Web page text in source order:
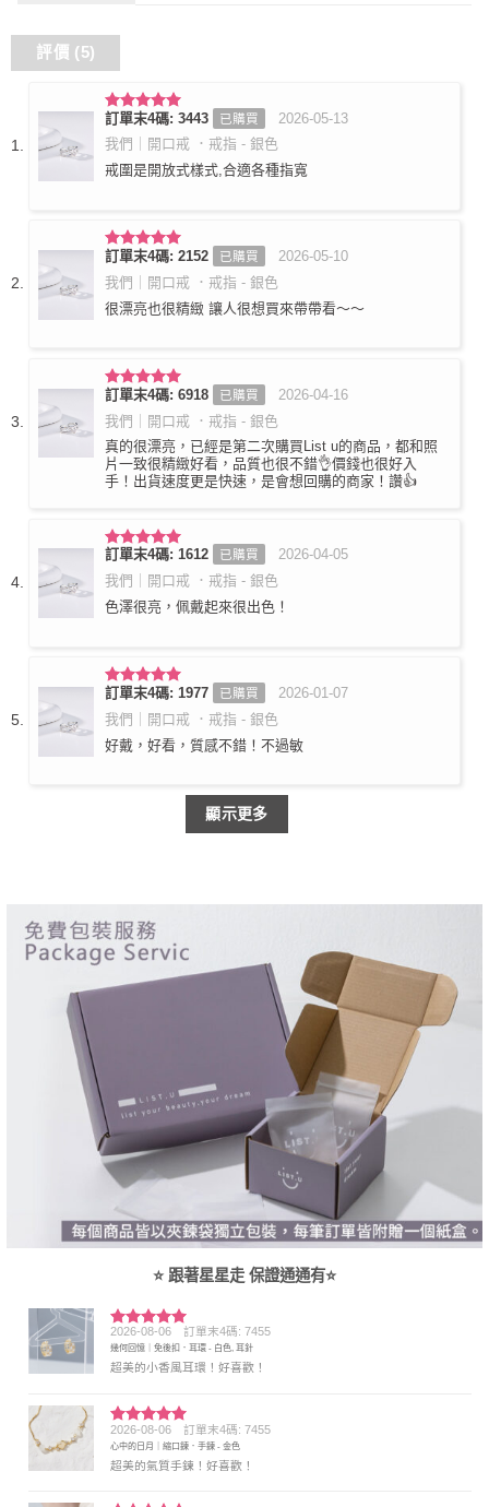
評價 (5)
評分5滿
分 5
訂單末4碼: 3443 已購買
2026-05-13
我們｜開口戒 ．戒指 - 銀色
戒圍是開放式樣式,合適各種指寬
評分5滿
分 5
訂單末4碼: 2152 已購買
2026-05-10
我們｜開口戒 ．戒指 - 銀色
很漂亮也很精緻 讓人很想買來帶帶看～～
評分5滿
分 5
訂單末4碼: 6918 已購買
2026-04-16
我們｜開口戒 ．戒指 - 銀色
真的很漂亮，已經是第二次購買List u的商品，都和照
片一致很精緻好看，品質也很不錯👌價錢也很好入
手！出貨速度更是快速，是會想回購的商家！讚👍
評分5滿
分 5
訂單末4碼: 1612 已購買
2026-04-05
我們｜開口戒 ．戒指 - 銀色
色澤很亮，佩戴起來很出色！
評分5滿
分 5
訂單末4碼: 1977 已購買
2026-01-07
我們｜開口戒 ．戒指 - 銀色
好戴，好看，質感不錯！不過敏
顯示更多
⭐ 跟著星星走 保證通通有⭐
評分5 滿
分 5
2026-08-06 訂單末4碼: 7455
幾何回憶｜免後扣．耳環 - 白色, 耳針
超美的小香風耳環！好喜歡！
評分5 滿
分 5
2026-08-06 訂單末4碼: 7455
心中的日月｜縮口鍊．手鍊 - 金色
超美的氣質手鍊！好喜歡！